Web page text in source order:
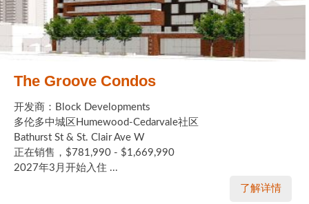
The Groove Condos
开发商：Block Developments
多伦多中城区Humewood-Cedarvale社区
Bathurst St & St. Clair Ave W
正在销售，$781,990 - $1,669,990
2027年3月开始入住 ...
了解详情